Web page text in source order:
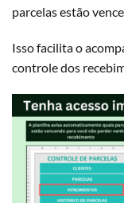
parcelas estão
Isso facilita o
controle dos